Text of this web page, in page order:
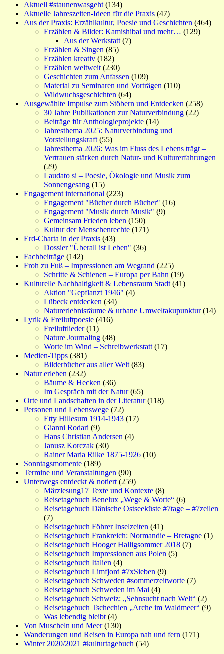
Aktuell #staunenwasgeht (134)
Aktuelle Jahreszeiten-Ideen für die Praxis (47)
Aus der Praxis: Erzählkultur, Poesie und Geschichten (464)
Erzählen & Bilder: Kamishibai und mehr… (129)
Aus der Werkstatt (7)
Erzählen & Singen (85)
Erzählen kreativ (182)
Erzählen weltweit (230)
Geschichten zum Anfassen (109)
Material zu Seminaren und Vorträgen (110)
Wildwuchsgeschichten (64)
Ausgewählte Impulse zum Stöbern und Entdecken (258)
30 Jahre Publikationen zur Naturverbindung (22)
Beiträge für Anthologieprojekte (14)
Jahresthema 2025: Naturverbindung und
Vorstellungskraft (55)
Jahresthema 2026: Was im Fluss des Lebens trägt –
Vertrauen stärken durch Natur- und Kulturerfahrungen
(29)
Laudato si – Poesie, Ökologie und Musik zum
Sonnengesang (15)
Engagement international (223)
Engagement "Bücher durch Bücher" (16)
Engagement "Musik durch Musik" (9)
Gemeinsam Frieden leben (150)
Kultur der Menschenrechte (171)
Erd-Charta in der Praxis (43)
Dossier "Überall ist Leben" (36)
Fachbeiträge (142)
Froh zu Fuß – Impressionen am Wegrand (225)
Schritte & Schienen – Europa per Bahn (19)
Kulturelle Nachhaltigkeit & Lebensraum Stadt (41)
Aktion "Gepflanzt 1946" (4)
Lübeck entdecken (34)
Naturerlebnisräume & urbane Umweltakupunktur(14)
Lyrik & Freiluftpoesie (416)
Freiluftlieder(11)
Nature Journaling (48)
Worte im Wind – Schreibwerkstatt (17)
Medien-Tipps (381)
Bilderbücher aus aller Welt (83)
Natur erleben (232)
Bäume & Hecken (36)
Im Gespräch mit der Natur(65)
Orte und Landschaften in der Literatur(118)
Personen und Lebenswege (72)
Etty Hillesum 1914-1943 (17)
Gianni Rodari (9)
Hans Christian Andersen (4)
Janusz Korczak (30)
Rainer Maria Rilke 1875-1926 (10)
Sonntagsmomente (189)
Termine und Veranstaltungen (90)
Unterwegs entdeckt & notiert (259)
Märzlesung17 Texte und Kontexte (8)
Reisetagebuch Benelux „Wege & Worte“ (6)
Reisetagebuch Dänische Ostseeküste #7tage – #7zeilen
(7)
Reisetagebuch Föhrer Inselzeiten (41)
Reisetagebuch Frankreich: Normandie – Bretagne (1)
Reisetagebuch Hooger Halligsommer 2018 (7)
Reisetagebuch Impressionen aus Polen (5)
Reisetagebuch Italien (4)
Reisetagebuch Limfjord #7xSieben (9)
Reisetagebuch Schweden #sommerzeitworte (7)
Reisetagebuch Schweden im Mai (4)
Reisetagebuch Schweiz: „Sehnsucht nach Welt“ (2)
Reisetagebuch Tschechien „Arche im Waldmeer“ (9)
Was lebendig bleibt (4)
Von Muscheln und Meer(130)
Wanderungen und Reisen in Europa nah und fern (171)
Winter 2020/2021 #kulturtagebuch (54)